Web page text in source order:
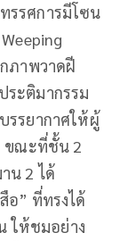
รรศการมีโซน
ภาพวาดฝี
ระติมากรรม
รรยากาศให้ผู้
ขณะที่ชั้น 2
น 2 ได้
อ” ที่ทรงได้
ให้ชมอย่าง